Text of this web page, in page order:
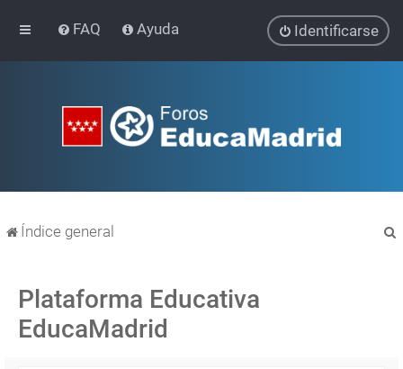
FAQ Ayuda Identificarse
Índice general
Plataforma Educativa
EducaMadrid